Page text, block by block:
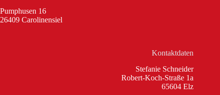
Pumphusen 16
26409 Carolinensiel
Kontaktdaten
Stefanie Schneider
Robert-Koch-Straße 1a
65604 Elz